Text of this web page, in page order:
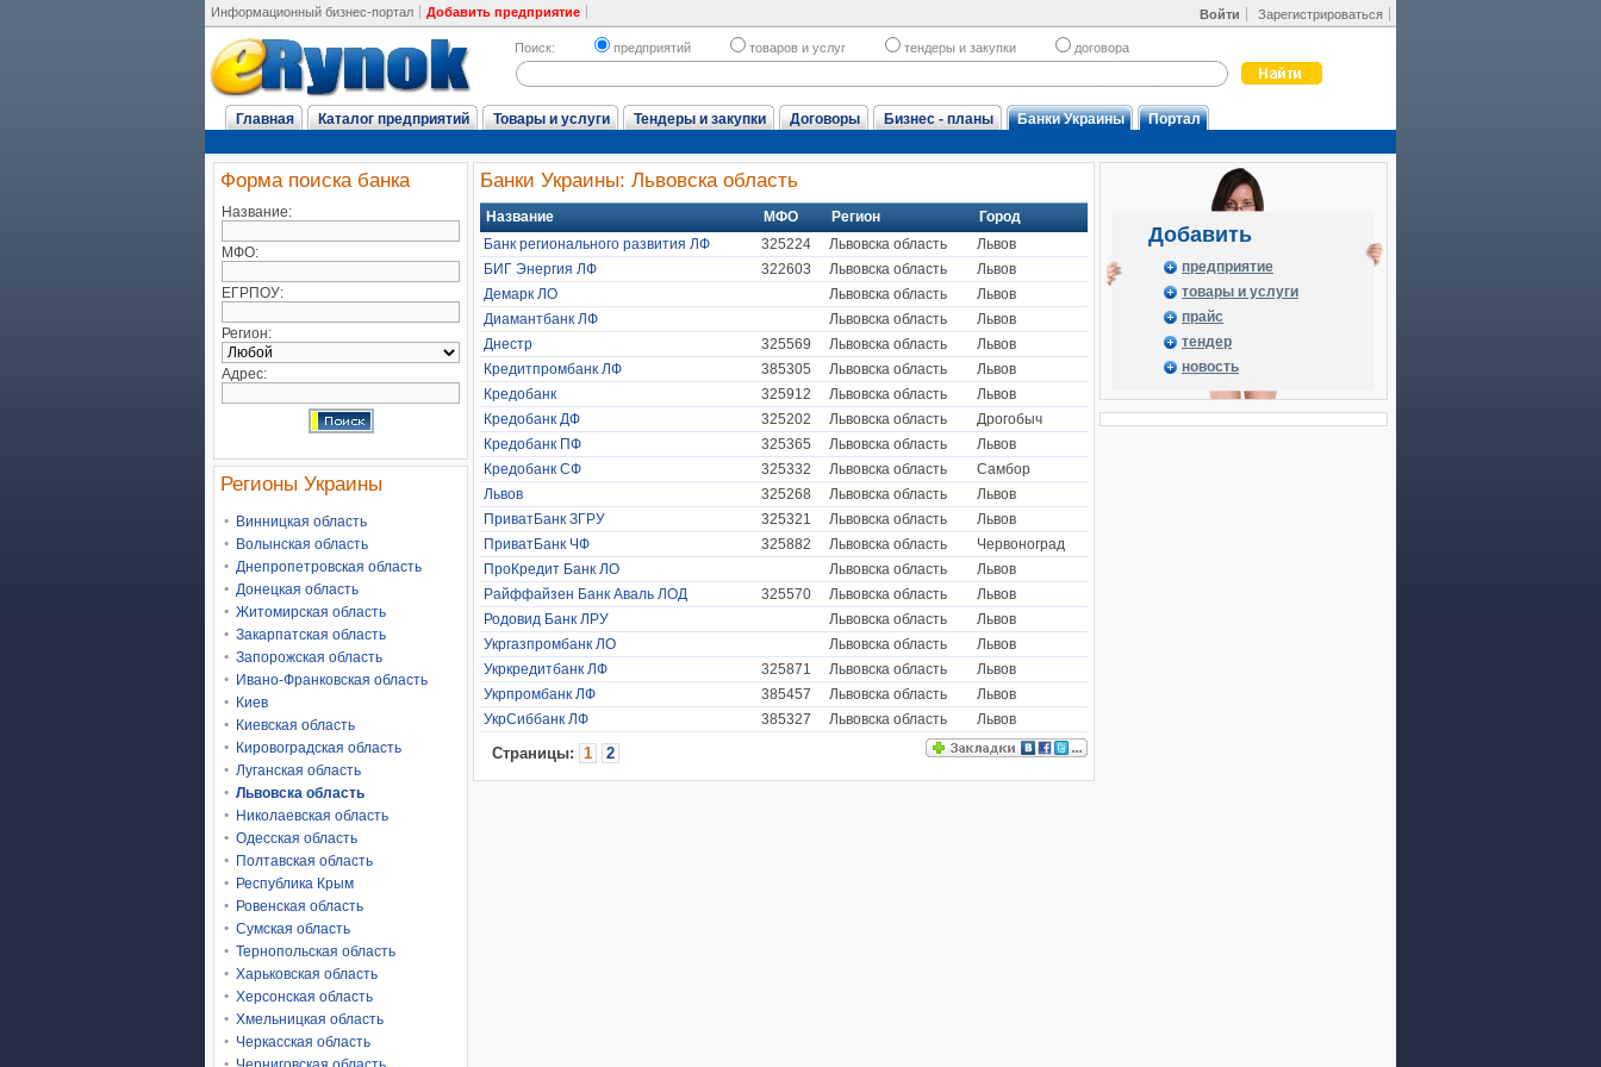
Войти Зарегистрироваться
Информационный бизнес-портал Добавить предприятие
Поиск: предприятий товаров и услуг тендеры и закупки договора
Главная Каталог предприятий Товары и услуги Тендеры и закупки Договоры Бизнес - планы Банки Украины Портал
Форма поиска банка
Название:
МФО:
ЕГРПОУ:
Регион:
Адрес:
Регионы Украины
Винницкая область
Волынская область
Днепропетровская область
Донецкая область
Житомирская область
Закарпатская область
Запорожская область
Ивано-Франковская область
Киев
Киевская область
Кировоградская область
Луганская область
Львовска область
Николаевская область
Одесская область
Полтавская область
Республика Крым
Ровенская область
Сумская область
Тернопольская область
Харьковская область
Херсонская область
Хмельницкая область
Черкасская область
Банки Украины: Львовска область
Название МФО Регион
Город
Банк регионального развития ЛФ
325224 Львовска область
Львов
БИГ Энергия ЛФ
322603 Львовска область
Львов
Демарк ЛО
Львовска область
Львов
Диамантбанк ЛФ
Львовска область
Львов
Днестр
325569 Львовска область
Львов
Кредитпромбанк ЛФ
385305 Львовска область
Львов
Кредобанк
325912 Львовска область
Львов
Кредобанк ДФ
325202 Львовска область
Дрогобыч
Кредобанк ПФ
325365 Львовска область
Львов
Кредобанк СФ
325332 Львовска область
Самбор
Львов
325268 Львовска область
Львов
ПриватБанк ЗГРУ
325321 Львовска область
Львов
ПриватБанк ЧФ
325882 Львовска область
Червоноград
ПроКредит Банк ЛО
Львовска область
Львов
Райффайзен Банк Аваль ЛОД
325570 Львовска область
Львов
Родовид Банк ЛРУ
Львовска область
Львов
Укргазпромбанк ЛО
Львовска область
Львов
Укркредитбанк ЛФ
325871 Львовска область
Львов
Укрпромбанк ЛФ
385457 Львовска область
Львов
УкрСиббанк ЛФ
385327 Львовска область Львов
Cтраницы: 1 2
Добавить
предприятие
товары и услуги
прайс
тендер
новость